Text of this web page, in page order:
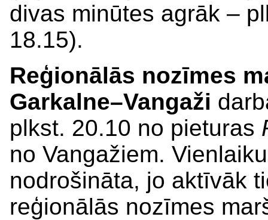
divas minūtes agrāk –
18.15).
Reģionālās nozīmes
Garkalne–Vangaži
plkst. 20.10 no pieturas
no Vangažiem.
nodrošināta, jo aktīvāk
reģionālās nozīmes